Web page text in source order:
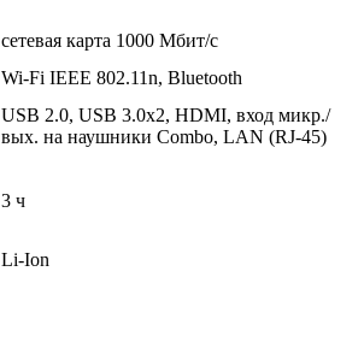
сетевая карта 1000 Мбит/c
Wi-Fi IEEE 802.11n, Bluetooth
USB 2.0, USB 3.0x2, HDMI, вход микр./
вых. на наушники Combo, LAN (RJ-45)
3 ч
Li-Ion